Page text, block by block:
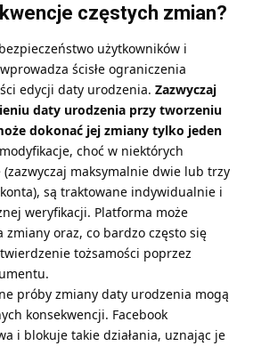
częstych zmian?
użytkowników i
ścisłe ograniczenia
edycji daty urodzenia. Zazwyczaj
daty urodzenia przy tworzeniu
dokonać jej zmiany tylko jeden
choć w niektórych
maksymalnie dwie lub trzy
są traktowane indywidualnie i
weryfikacji. Platforma może
zmiany oraz, co bardzo często się
tożsamości poprzez
próby zmiany daty urodzenia mogą
konsekwencji. Facebook
i blokuje takie działania, uznając je